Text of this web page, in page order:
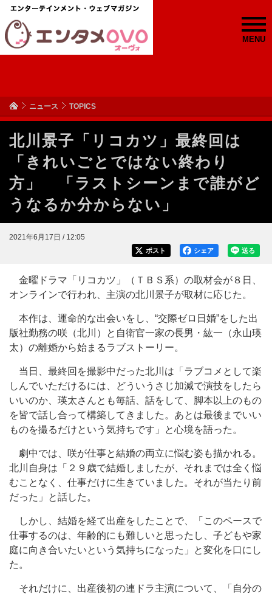
MENU
ニュース TOPICS
北川景子「リコカツ」最終回は
「きれいごとではない終わり
方」 「ラストシーンまで誰がど
うなるか分からない」
2021年6月17日 / 12:05
送る
シェア
ポスト
金曜ドラマ「リコカツ」（ＴＢＳ系）の取材会が８日、
オンラインで行われ、主演の北川景子が取材に応じた。
本作は、運命的な出会いをし、“交際ゼロ日婚”をした出
版社勤務の咲（北川）と自衛官一家の長男・紘一（永山瑛
太）の離婚から始まるラブストーリー。
当日、最終回を撮影中だった北川は「ラブコメとして楽
しんでいただけるには、どういうさじ加減で演技をしたら
いいのか、瑛太さんとも毎話、話をして、脚本以上のもの
を皆で話し合って構築してきました。あとは最後までいい
ものを撮るだけという気持ちです」と心境を語った。
劇中では、咲が仕事と結婚の両立に悩む姿も描かれる。
北川自身は「２９歳で結婚しましたが、それまでは全く悩
むことなく、仕事だけに生きていました。それが当たり前
だった」と話した。
しかし、結婚を経て出産をしたことで、「このペースで
仕事するのは、年齢的にも難しいと思ったし、子どもや家
庭に向き合いたいという気持ちになった」と変化を口にし
た。
それだけに、出産後初の連ドラ主演について、「自分の